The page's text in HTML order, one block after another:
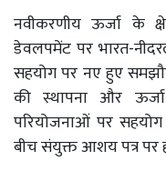
नवीकरणीय ऊर्जा के
डेवलपमेंट पर भारत-
सहयोग पर नए हुए
की स्थापना और
परियोजनाओं पर
बीच संयुक्त आशय पत्र पर